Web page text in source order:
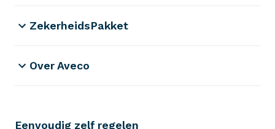
ZekerheidsPakket
Over Aveco
Eenvoudig zelf regelen